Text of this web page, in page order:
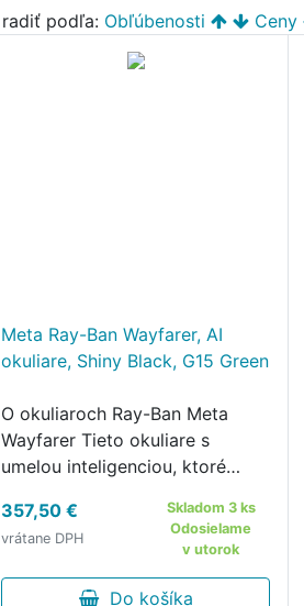
radiť podľa: Obľúbenosti Ceny
Meta Ray-Ban Wayfarer, AI
okuliare, Shiny Black, G15 Green
O okuliaroch Ray-Ban Meta
Wayfarer Tieto okuliare s
umelou inteligenciou, ktoré
hollywoodsky štýl s meta AI,
vám umožňujú reagovať na to,
čo vidíte, robiť fotografie a
videá, počúvať...
357,50 €
vrátane DPH
Skladom 3 ks
Odosielame
v utorok
Do košíka